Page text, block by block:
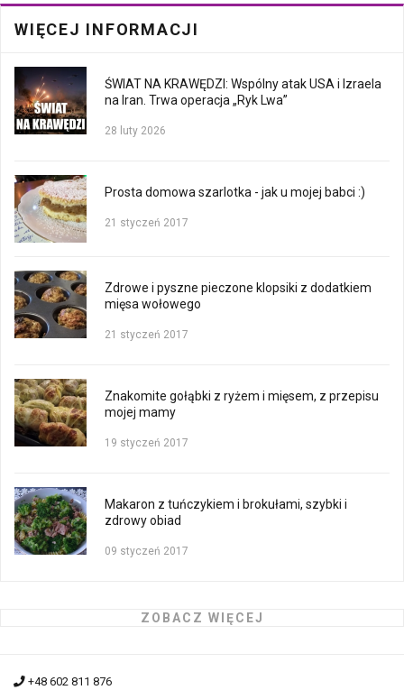
WIĘCEJ INFORMACJI
ŚWIAT NA KRAWĘDZI: Wspólny atak USA i Izraela
na Iran. Trwa operacja „Ryk Lwa”
28 luty 2026
Prosta domowa szarlotka - jak u mojej babci :)
21 styczeń 2017
Zdrowe i pyszne pieczone klopsiki z dodatkiem
mięsa wołowego
21 styczeń 2017
Znakomite gołąbki z ryżem i mięsem, z przepisu
mojej mamy
19 styczeń 2017
Makaron z tuńczykiem i brokułami, szybki i
zdrowy obiad
09 styczeń 2017
ZOBACZ WIĘCEJ
+48 602 811 876